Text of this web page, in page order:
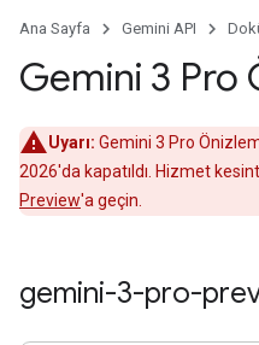
Ana Sayfa Gemini API
Gemini 3 Pro
Uyarı: Gemini 3 Pro
2026'da kapatıldı. Hizmet
Preview'a geçin.
gemini-3-pro-